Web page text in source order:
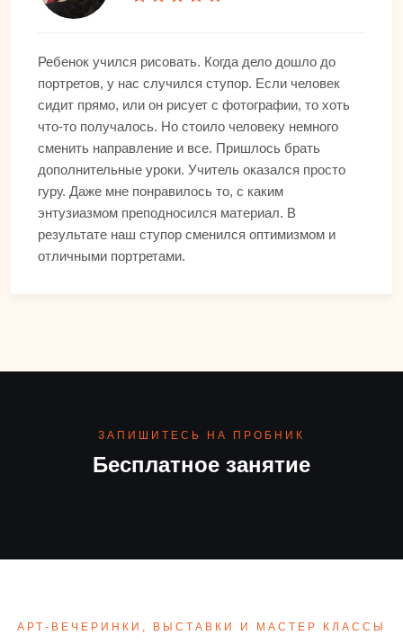
Ребенок учился рисовать. Когда дело дошло до
портретов, у нас случился ступор. Если человек
сидит прямо, или он рисует с фотографии, то хоть
что-то получалось. Но стоило человеку немного
сменить направление и все. Пришлось брать
дополнительные уроки. Учитель оказался просто
гуру. Даже мне понравилось то, с каким
энтузиазмом преподносился материал. В
результате наш ступор сменился оптимизмом и
отличными портретами.
Бесплатное занятие
ЗАПИШИТЕСЬ НА ПРОБНИК
АРТ-ВЕЧЕРИНКИ, ВЫСТАВКИ И МАСТЕР КЛАССЫ